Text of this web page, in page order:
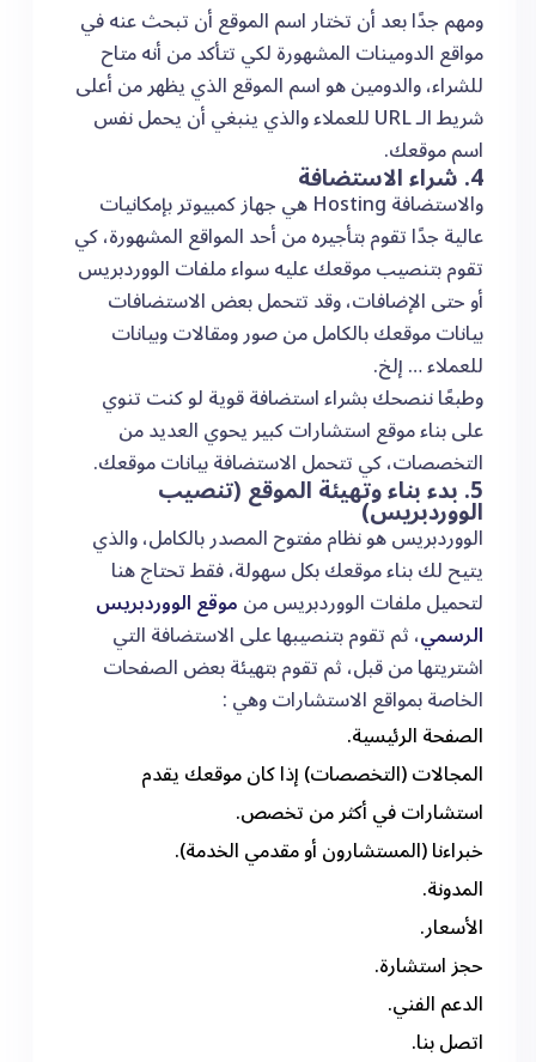
ومهم جدًا بعد أن تختار اسم الموقع أن تبحث عنه في
مواقع الدومينات المشهورة لكي تتأكد من أنه متاح
للشراء، والدومين هو اسم الموقع الذي يظهر من أعلى
شريط الـ URL للعملاء والذي ينبغي أن يحمل نفس
اسم موقعك.
4. شراء الاستضافة
والاستضافة Hosting هي جهاز كمبيوتر بإمكانيات
عالية جدًا تقوم بتأجيره من أحد المواقع المشهورة، كي
تقوم بتنصيب موقعك عليه سواء ملفات الووردبريس
أو حتى الإضافات، وقد تتحمل بعض الاستضافات
بيانات موقعك بالكامل من صور ومقالات وبيانات
للعملاء … إلخ.
وطبعًا ننصحك بشراء استضافة قوية لو كنت تنوي
على بناء موقع استشارات كبير يحوي العديد من
التخصصات، كي تتحمل الاستضافة بيانات موقعك.
5. بدء بناء وتهيئة الموقع (تنصيب
الووردبريس)
الووردبريس هو نظام مفتوح المصدر بالكامل، والذي
يتيح لك بناء موقعك بكل سهولة، فقط تحتاج هنا
لتحميل ملفات الووردبريس منموقع الووردبريس
الرسمي، ثم تقوم بتنصيبها على الاستضافة التي
اشتريتها من قبل، ثم تقوم بتهيئة بعض الصفحات
الخاصة بمواقع الاستشارات وهي :
الصفحة الرئيسية.
المجالات (التخصصات) إذا كان موقعك يقدم
استشارات في أكثر من تخصص.
خبراءنا (المستشارون أو مقدمي الخدمة).
المدونة.
الأسعار.
حجز استشارة.
الدعم الفني.
اتصل بنا.